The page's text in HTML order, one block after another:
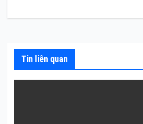
viết
Tin liên quan